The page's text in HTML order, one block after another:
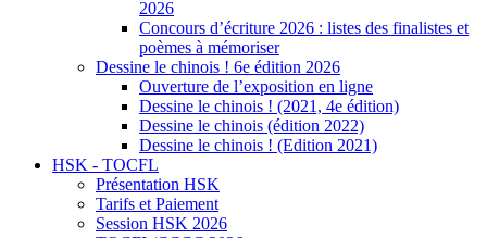
2026
Concours d’écriture 2026 : listes des finalistes et
poèmes à mémoriser
Dessine le chinois ! 6e édition 2026
Ouverture de l’exposition en ligne
Dessine le chinois ! (2021, 4e édition)
Dessine le chinois (édition 2022)
Dessine le chinois ! (Edition 2021)
HSK - TOCFL
Présentation HSK
Tarifs et Paiement
Session HSK 2026